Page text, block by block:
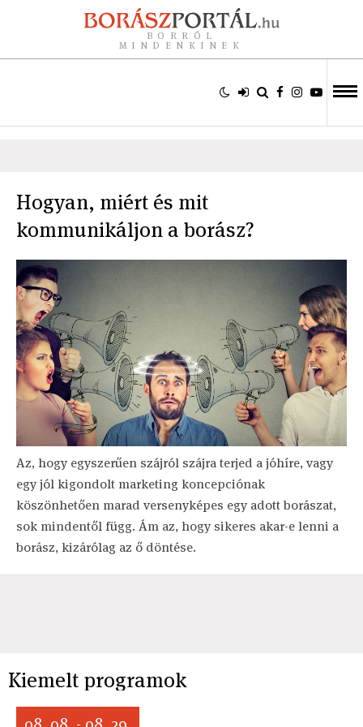
BORRÓL
MINDENKINEK
Hogyan, miért és mit
kommunikáljon a borász?
Az, hogy egyszerűen szájról szájra terjed a jóhíre, vagy
egy jól kigondolt marketing koncepciónak
köszönhetően marad versenyképes egy adott borászat,
sok mindentől függ. Ám az, hogy sikeres akar-e lenni a
borász, kizárólag az ő döntése.
Kiemelt programok